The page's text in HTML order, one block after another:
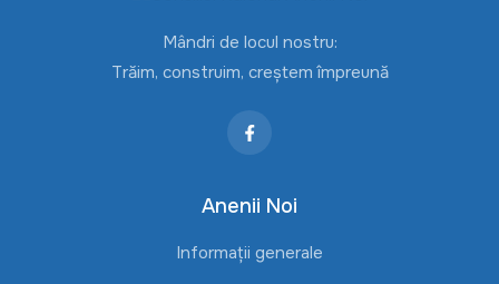
Mândri de locul nostru:
Trăim, construim, creștem împreună
Anenii Noi
Informații generale